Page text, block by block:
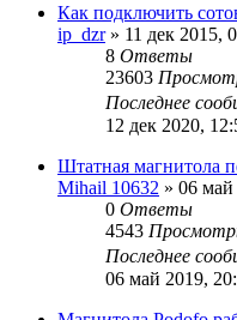
Как подключить
ip_dzr» 11 дек 2015,
8 Ответы
23603
Последнее
12 дек 2020,
Штатная магнитола
Mihail 10632 » 06 май
0 Ответы
4543
Последнее
06 май 2019,